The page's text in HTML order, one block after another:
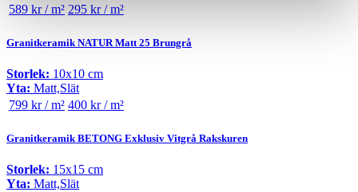
589 kr / m² 295 kr / m²
Granitkeramik NATUR Matt 25 Brungrå
Storlek: 10x10 cm
Yta: Matt,Slät
799 kr / m² 400 kr / m²
Granitkeramik BETONG Exklusiv Vitgrå Rakskuren
Storlek: 15x15 cm
Yta: Matt,Slät